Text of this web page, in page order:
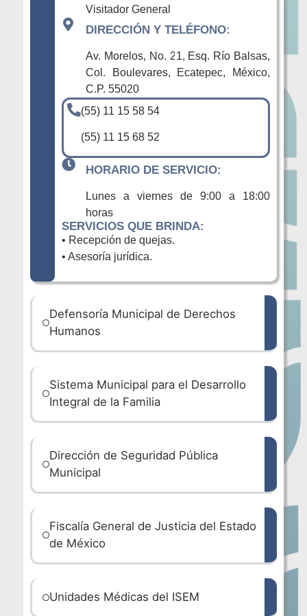
Visitador General
DIRECCIÓN Y TELÉFONO:
Av. Morelos, No. 21, Esq. Río Balsas,
Col. Boulevares, Ecatepec, México,
C.P. 55020
(55) 11 15 58 54
(55) 11 15 68 52
HORARIO DE SERVICIO:
Lunes a viernes de 9:00 a 18:00
horas
SERVICIOS QUE BRINDA:
• Recepción de quejas.
• Asesoría jurídica.
Defensoría Municipal de Derechos
Humanos
Sistema Municipal para el Desarrollo
Integral de la Familia
Dirección de Seguridad Pública
Municipal
Fiscalía General de Justicia del Estado
de México
Unidades Médicas del ISEM